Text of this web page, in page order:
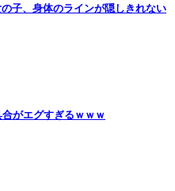
子、身体のラインが隠しきれない
合がエグすぎるｗｗｗ